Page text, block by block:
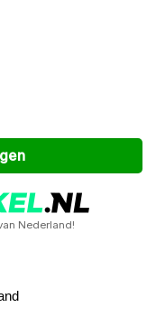
Nederland!